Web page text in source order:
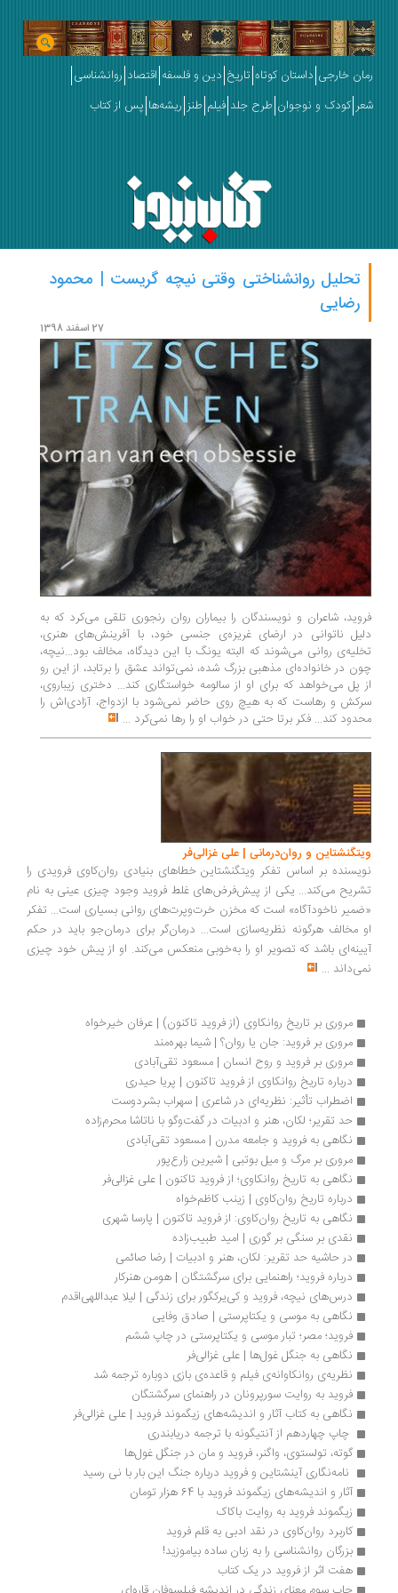
رمان خارجی داستان کوتاه تاریخ دین و فلسفه اقتصاد روانشناسی
شعر کودک و نوجوان طرح جلد فیلم طنز ریشه‌ها پس از کتاب
تحلیل روانشناختی وقتی نیچه گریست | محمود
رضایی
27 اسفند 1398
فروید‌، شاعران‌ و نویسندگان‌ را بیماران روان رنجوری تلقی می‌کرد که به
دلیل ناتوانی در‌ ارضای‌ غریزه‌ی جنسی خود، با آفرینش‌های هنری،
تخلیه‌ی روانی می‌شوند که البته یونگ با این دیدگاه‌، مخالف‌ بود‌...نیچه،
چون در خانواده‌ای مذهبی بزرگ شده، نمی‌تواند عشق را برتابد، از این‌ رو‌
از پل می‌خواهد که برای او از سالومه خواستگاری کند... دختری زیباروی‌،
سرکش‌ و رهاست که به هیچ روی حاضر نمی‌شود با ازدواج، آزادی‌اش را
محدود کند... فکر برتا حتی در خواب او را‌ رها نمی‌کرد ...
ویتگنشتاین و روان‌درمانی | علی غزالی‌فر
نویسنده بر اساس تفکر ویتگنشتاین خطاهای بنیادی روان‌کاوی فرویدی را
تشریح می‌کند... یکی از پیش‌فرض‌های غلط فروید وجود چیزی عینی به نام
«ضمیر ناخودآگاه» است که مخزن خرت‌وپرت‌های روانی بسیاری است... تفکر
او مخالف هرگونه نظریه‌سازی است... درمان‌گر برای درمان‌جو باید در حکم
آیینه‌ای باشد که تصویر او را به‌خوبی منعکس می‌کند. او از پیش خود چیزی
نمی‌داند ...
مروری بر تاریخ روانکاوی (از فروید تاکنون) | عرفان خیرخواه
مروری بر فروید: جان یا روان؟ | شیما بهره‌مند
مروری بر فروید و روح انسان | مسعود تقی‌آبادی
درباره تاریخ روانکاوی از فروید تاکنون | پریا حیدری
اضطراب تأثیر: نظریه‌ای در شاعری | سهراب بشردوست
حد تقریر؛ لکان، هنر و ادبیات در گفت‌وگو با ناتاشا محرم‌زاده
نگاهی به فروید و جامعه مدرن | مسعود تقی‌آبادی
مروری بر مرگ و میل بوتبی | شیرین زارع‌پور
نگاهی به تاریخ روانکاوی؛ از فروید تاکنون | علی غزالی‌فر
درباره تاریخ روان‌کاوی | زینب کاظم‌خواه
نگاهی به تاریخ روان‌کاوی: از فروید تاکنون | پارسا شهری
نقدی بر سنگی بر گوری | امید طبیب‌زاده
در حاشیه حد تقریر: لکان، هنر و ادبیات | رضا صائمی
درباره فروید؛ راهنمایی برای سرگشتگان | هومن هنرکار
درس‌های نیچه، فروید و کی‌یرکگور برای زندگی | لیلا عبداللهی‌اقدم
نگاهی به موسی و یکتاپرستی | صادق وفایی
فروید؛ مصر؛ تبار موسی و یکتاپرستی در چاپ ششم
نگاهی به جنگل غول‌ها | علی غزالی‌فر
نظریه‌ی روانکاوانه‌ی فیلم و قاعده‌ی بازی دوباره ترجمه شد
فروید به روایت سورپرونان در راهنمای سرگشتگان
نگاهی به کتاب آثار و اندیشه‌های زیگموند فروید | علی غزالی‌فر
چاپ چهاردهم از آنتیگونه با ترجمه دریابندری
گوته، تولستوی، واگنر، فروید و مان در جنگل غول‌ها
نامه‌نگاری آینشتاین و فروید درباره جنگ این بار با نی رسید
آثار و اندیشه‌های زیگموند فروید با 64 هزار تومان
زیگموند فروید به روایت باکاک
کاربرد روان‌کاوی در نقد ادبی به قلم فروید
بزرگان روانشناسی را به زبان ساده بیاموزید!
هفت اثر از فروید در یک کتاب